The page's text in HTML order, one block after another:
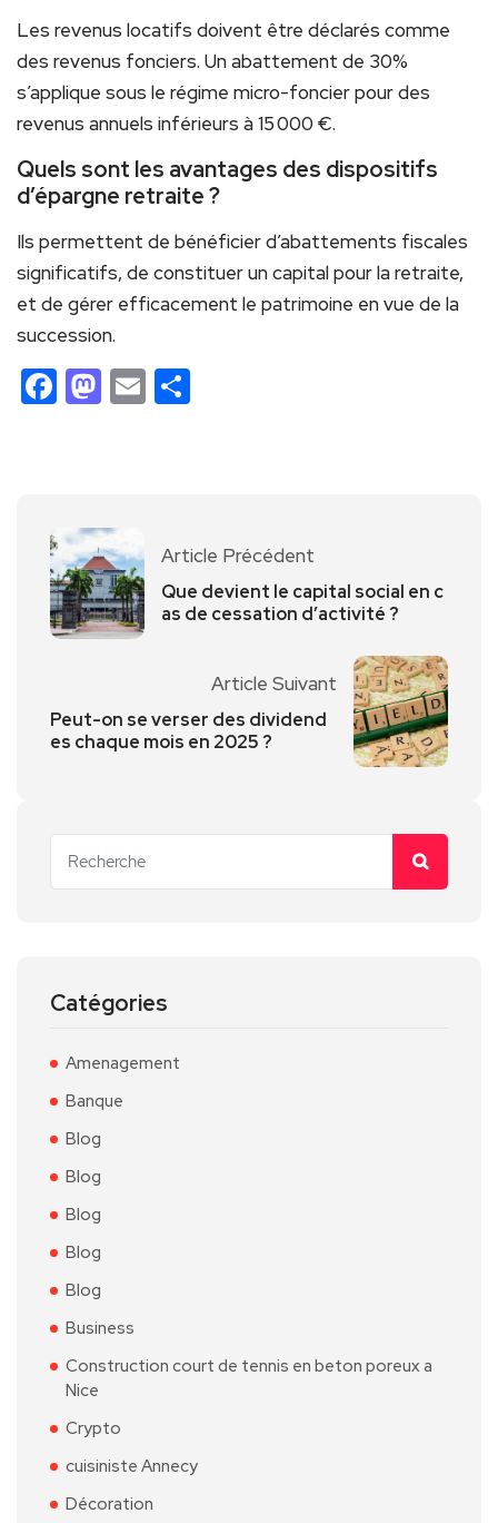
Les revenus locatifs doivent être déclarés comme
des revenus fonciers. Un abattement de 30%
s’applique sous le régime micro-foncier pour des
revenus annuels inférieurs à 15 000 €.
Quels sont les avantages des dispositifs
d’épargne retraite ?
Ils permettent de bénéficier d’abattements fiscales
significatifs, de constituer un capital pour la retraite,
et de gérer efficacement le patrimoine en vue de la
succession.
Facebook
Mastodon
Email
Article Précédent
Que devient le capital social en c
as de cessation d’activité ?
Article Suivant
Peut-on se verser des dividend
es chaque mois en 2025 ?
Catégories
Amenagement
Banque
Blog
Blog
Blog
Blog
Blog
Business
Construction court de tennis en beton poreux a
Nice
Crypto
cuisiniste Annecy
Décoration